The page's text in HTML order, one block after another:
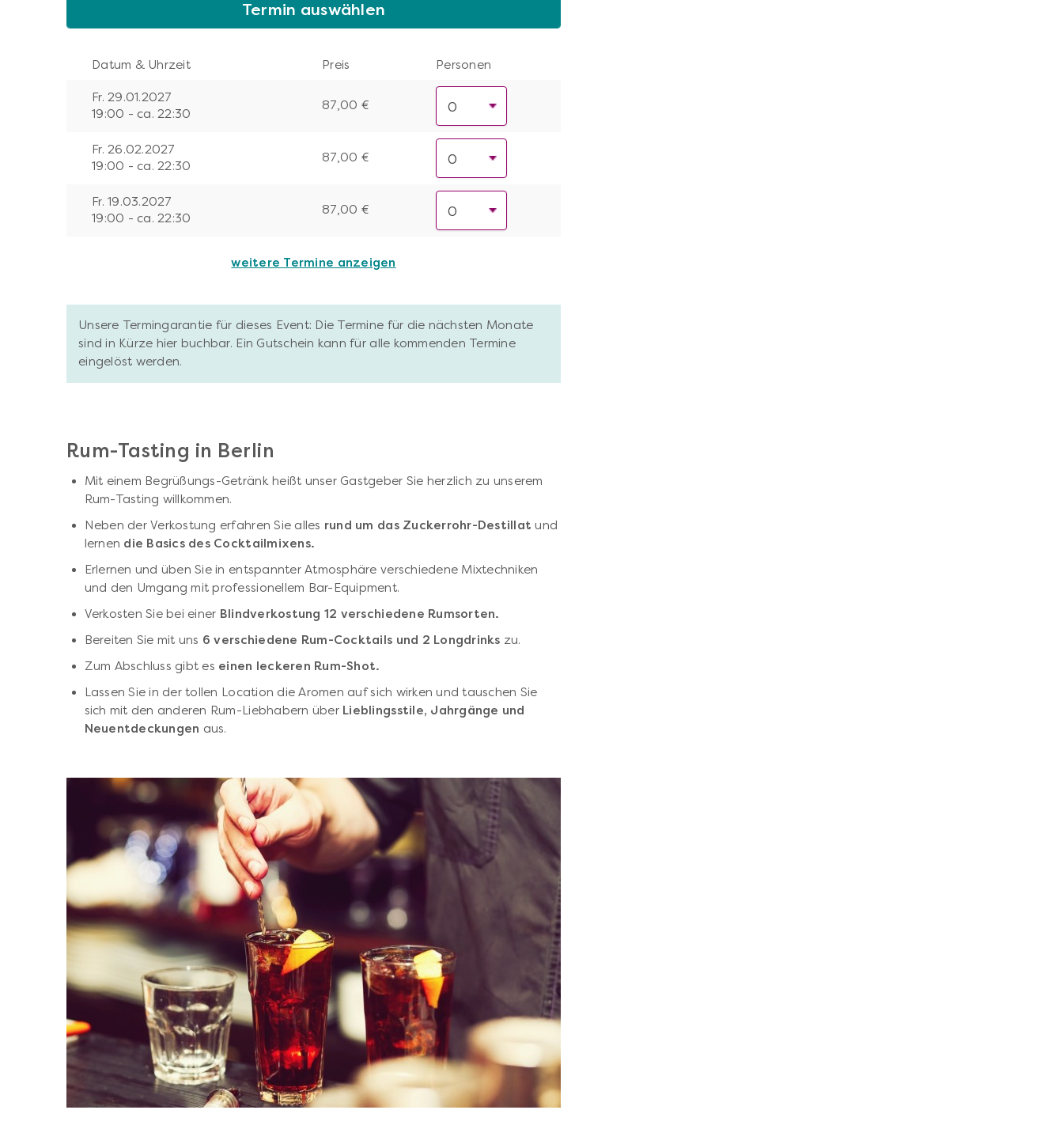
Termin auswählen
Datum & Uhrzeit Preis Personen
Fr. 29.01.2027
19:00 - ca. 22:30
87,00 €
Fr. 26.02.2027
19:00 - ca. 22:30
87,00 €
Fr. 19.03.2027
19:00 - ca. 22:30
87,00 €
weitere Termine anzeigen
Unsere Termingarantie für dieses Event: Die Termine für die nächsten Monate
sind in Kürze hier buchbar. Ein Gutschein kann für alle kommenden Termine
eingelöst werden.
Rum-Tasting in Berlin
Mit einem Begrüßungs-Getränk heißt unser Gastgeber Sie herzlich zu unserem
Rum-Tasting willkommen.
Neben der Verkostung erfahren Sie alles rund um das Zuckerrohr-Destillat und
lernen die Basics des Cocktailmixens.
Erlernen und üben Sie in entspannter Atmosphäre verschiedene Mixtechniken
und den Umgang mit professionellem Bar-Equipment.
Verkosten Sie bei einer Blindverkostung 12 verschiedene Rumsorten.
Bereiten Sie mit uns 6 verschiedene Rum-Cocktails und 2 Longdrinks zu.
Zum Abschluss gibt es einen leckeren Rum-Shot.
Lassen Sie in der tollen Location die Aromen auf sich wirken und tauschen Sie
sich mit den anderen Rum-Liebhabern über Lieblingsstile, Jahrgänge und
Neuentdeckungen aus.